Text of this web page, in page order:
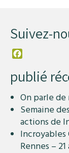
Suivez-
publié
On parle de
Semaine
actions de
Incroyables
Rennes –